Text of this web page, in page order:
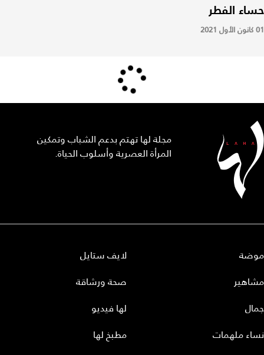
حساء الفطر
01 كانون الأول 2021
مجلة لها تهتم بدعم الشباب وتمكين
المرأة العصرية وأسلوب الحياة.
موضة
مشاهير
جمال
نساء ملهمات
لايف ستايل
صحة ورشاقة
لها فيديو
مطبخ لها